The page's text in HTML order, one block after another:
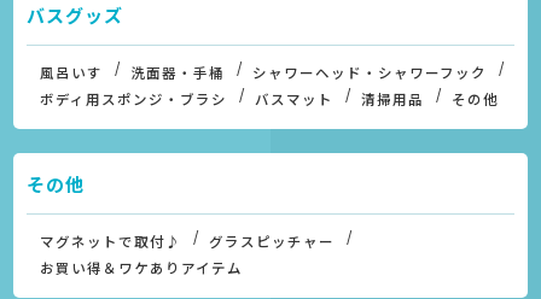
バスグッズ
風呂いす 洗面器・手桶
シャワーヘッド・シャワーフック
ボディ用スポンジ・ブラシ
バスマット 清掃用品 その他
その他
マグネットで取付♪
グラスピッチャー
お買い得＆ワケありアイテム